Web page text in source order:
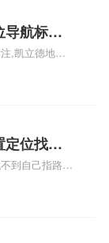
导航标
位,导航,
,凯立德地图
注,凯立德地
看下方正文！
定位找不
不到当前
到自己指路人
地图位置更新